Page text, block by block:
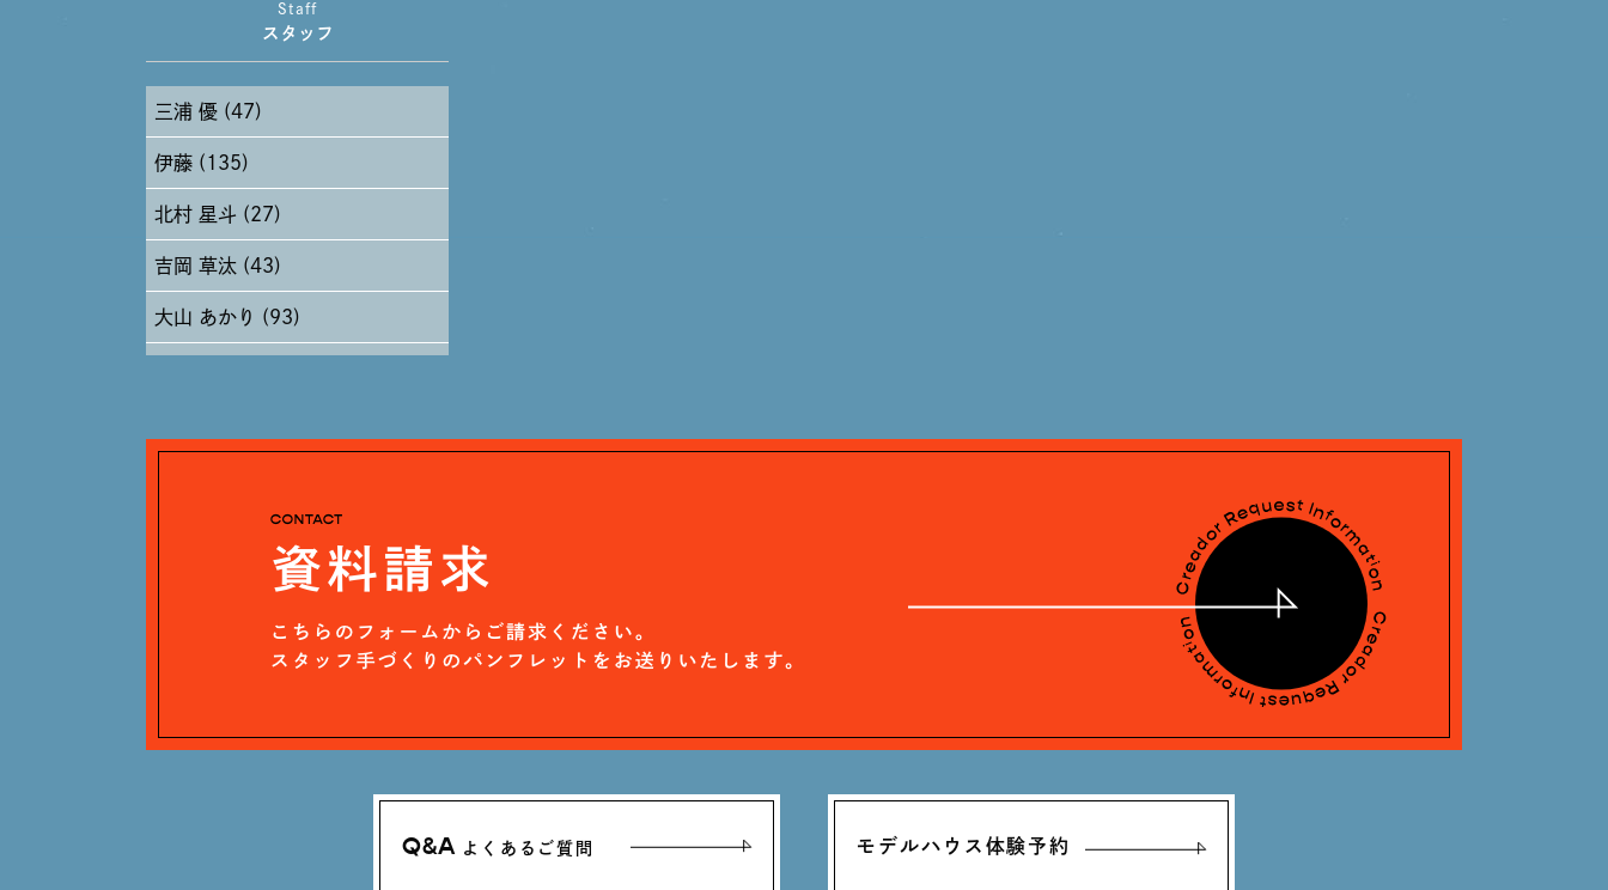
2024年9月 (11)
2024年8月 (11)
2024年7月 (11)
2024年6月 (12)
2024年5月 (19)
2024年4月 (17)
Staff
スタッフ
三浦 優 (47)
伊藤 (135)
北村 星斗 (27)
吉岡 草汰 (43)
大山 あかり (93)
石川 滉大 (66)
神定 龍杜 (13)
Q&A よくあるご質問 モデルハウス体験予約